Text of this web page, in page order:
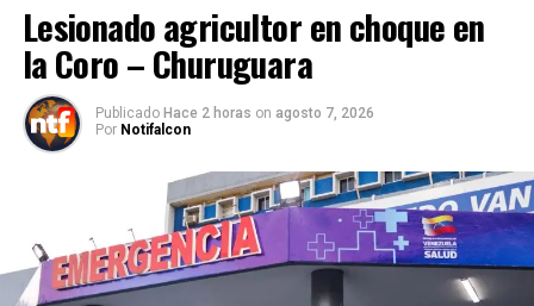
Lesionado agricultor en choque en
la Coro – Churuguara
Publicado Hace 2 horas on agosto 7, 2026
Por Notifalcon